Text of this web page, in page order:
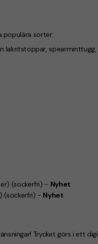
populära sorter:
lakritstoppar,
(sockerfri) - Nyhet
(sockerfri) - Nyhet
Trycket görs i ett